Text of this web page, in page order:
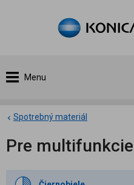
Menu
Spotrebný materiál
Pre multifunkcie